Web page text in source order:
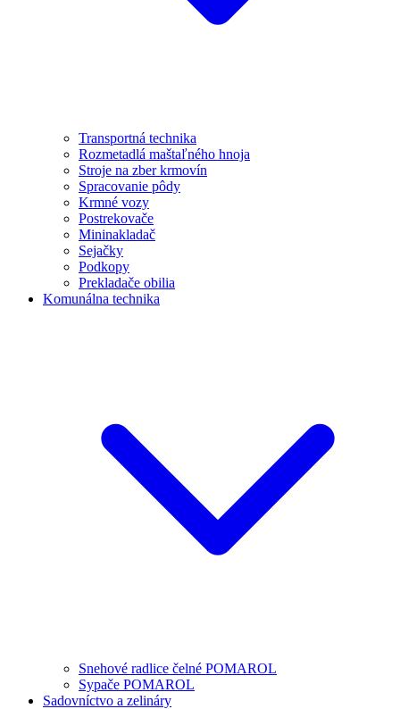
Transportná technika
Rozmetadlá maštaľného hnoja
Stroje na zber krmovín
Spracovanie pôdy
Krmné vozy
Postrekovače
Mininakladač
Sejačky
Podkopy
Prekladače obilia
Komunálna technika
Snehové radlice čelné POMAROL
Sypače POMAROL
Sadovníctvo a zelináry